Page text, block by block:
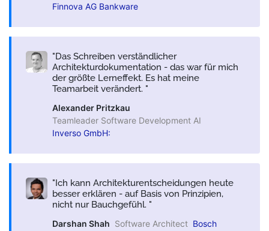
Finnova AG Bankware
Das Schreiben verständlicher
Architekturdokumentation - das war für mich
der größte Lerneffekt. Es hat meine
Teamarbeit verändert.
Alexander Pritzkau
Teamleader Software Development AI
Inverso GmbH:
Ich kann Architekturentscheidungen heute
besser erklären - auf Basis von Prinzipien,
nicht nur Bauchgefühl.
Darshan Shah Software Architect Bosch